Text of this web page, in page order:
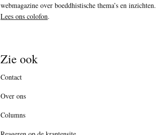
webmagazine over boeddhistische thema’s en inzichten.
Lees ons colofon.
Zie ook
Contact
Over ons
Columns